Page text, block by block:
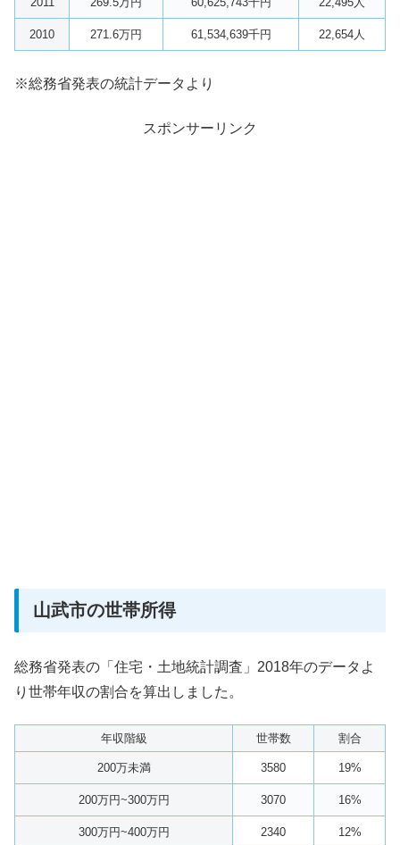
2010 271.6万円 61,534,639千円 22,654人
※総務省発表の統計データより
スポンサーリンク
山武市の世帯所得
総務省発表の「住宅・土地統計調査」2018年のデータよ
り世帯年収の割合を算出しました。
年収階級 世帯数 割合
200万未満 3580 19%
200万円~300万円 3070 16%
300万円~400万円 2340 12%